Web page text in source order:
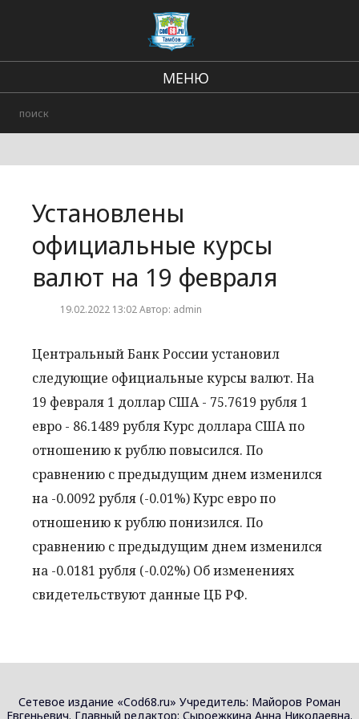
МЕНЮ
Городские события
Установлены
официальные курсы
валют на 19 февраля
19.02.2022 13:02 Автор: admin
Центральный Банк России установил
следующие официальные курсы валют. На
19 февраля 1 доллар США - 75.7619 рубля 1
евро - 86.1489 рубля Курс доллара США по
отношению к рублю повысился. По
сравнению с предыдущим днем изменился
на -0.0092 рубля (-0.01%) Курс евро по
отношению к рублю понизился. По
сравнению с предыдущим днем изменился
на -0.0181 рубля (-0.02%) Об изменениях
свидетельствуют данные ЦБ РФ.
Сетевое издание «Cod68.ru» Учредитель: Майоров Роман
Евгеньевич. Главный редактор: Сыроежкина Анна Николаевна.